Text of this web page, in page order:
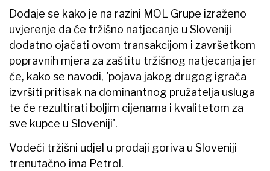
Dodaje se kako je na razini MOL Grupe izraženo
uvjerenje da će tržišno natjecanje u Sloveniji
dodatno ojačati ovom transakcijom i završetkom
popravnih mjera za zaštitu tržišnog natjecanja jer
će, kako se navodi, 'pojava jakog drugog igrača
izvršiti pritisak na dominantnog pružatelja usluga
te će rezultirati boljim cijenama i kvalitetom za
sve kupce u Sloveniji'.
Vodeći tržišni udjel u prodaji goriva u Sloveniji
trenutačno ima Petrol.